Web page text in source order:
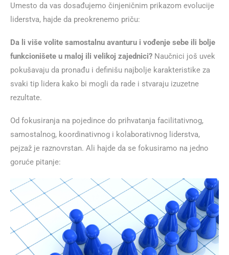
Umesto da vas dosađujemo činjeničnim prikazom evolucije
liderstva, hajde da preokrenemo priču:
Da li više volite samostalnu avanturu i vođenje sebe ili bolje
funkcionišete u maloj ili velikoj zajednici? Naučnici još uvek
pokušavaju da pronađu i definišu najbolje karakteristike za
svaki tip lidera kako bi mogli da rade i stvaraju izuzetne
rezultate.
Od fokusiranja na pojedince do prihvatanja facilitativnog,
samostalnog, koordinativnog i kolaborativnog liderstva,
pejzaž je raznovrstan. Ali hajde da se fokusiramo na jedno
goruće pitanje: